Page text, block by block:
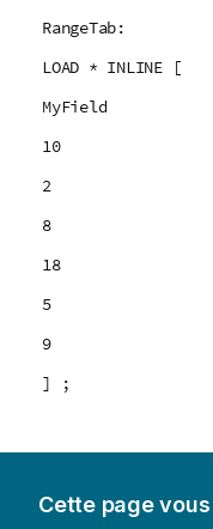
RangeTab:
LOAD * INLINE [
MyField
10
2
8
18
5
9
] ;
Cette page